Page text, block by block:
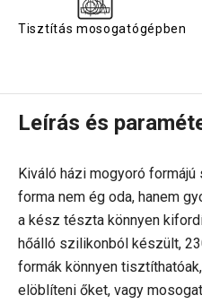
Tisztítás mosogatógépben
Leírás és
Kiváló házi mogyoró
forma nem ég oda, hanem
a kész tészta könnyen
hőálló szilikonból készült,
formák könnyen
elöblíteni őket, vagy